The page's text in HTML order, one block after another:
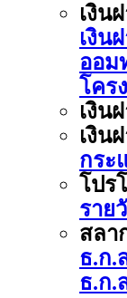
เงิน
เงิน
ออม
โคร
เงิน
เงิน
กระ
โปร
ราย
สลา
ธ.ก.
ธ.ก.